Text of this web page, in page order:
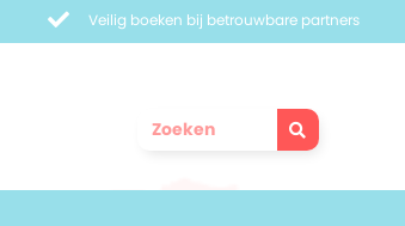
Veilig boeken bij betrouwbare partners